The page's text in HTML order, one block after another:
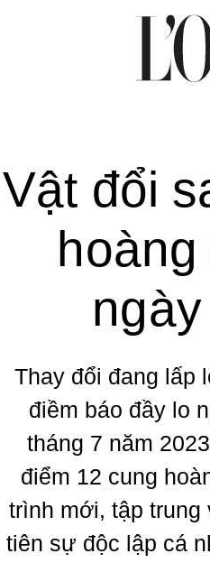
Vật đổi
Thay đổi đang lấp
điềm báo đầy lo
tháng 7 năm
điểm 12 cung
trình mới, tập trung
tiên sự độc lập cá